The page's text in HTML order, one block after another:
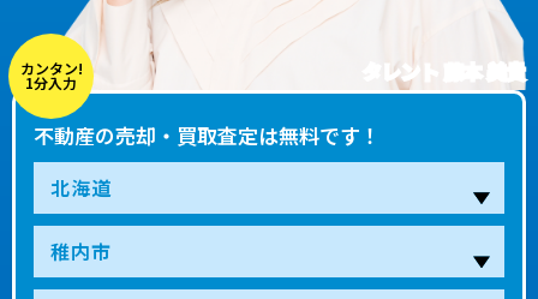
タレント 藤本 美貴
カンタン!
1分入力
不動産の売却・買取査定は無料です！